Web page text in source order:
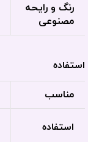
رنگ و رایحه
مصنوعی
استفاده
مناسب
استفاده